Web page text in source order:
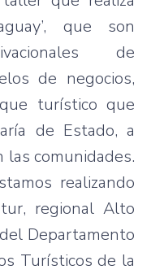
que son
de
de negocios,
turístico que
de Estado, a
comunidades.
realizando
regional Alto
Departamento
Turísticos de la